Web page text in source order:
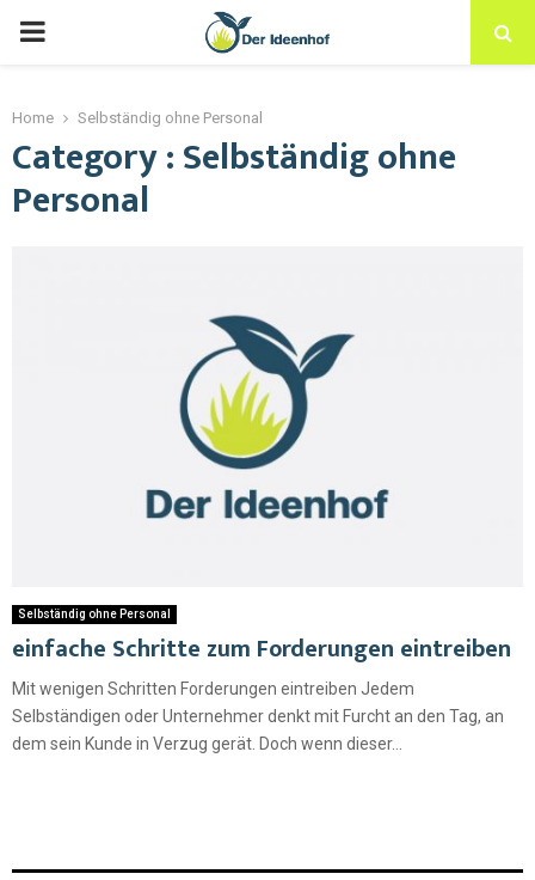
Home Selbständig ohne Personal
Category : Selbständig ohne
Personal
Selbständig ohne Personal
einfache Schritte zum Forderungen eintreiben
Mit wenigen Schritten Forderungen eintreiben Jedem
Selbständigen oder Unternehmer denkt mit Furcht an den Tag, an
dem sein Kunde in Verzug gerät. Doch wenn dieser...